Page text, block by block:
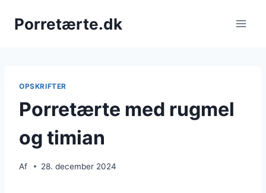
Porretærte.dk
OPSKRIFTER
Porretærte med rugmel
og timian
Af 28. december 2024